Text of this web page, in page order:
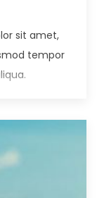
sit amet,
tempor